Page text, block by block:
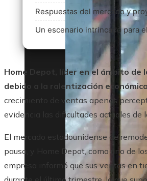
Respuestas del mercado y
Un escenario intrincado para
Home Depot, líder en el ámbito
debido a la ralentización
crecimiento de ventas apenas
evidencia las dificultades actuales de
El mercado estadounidense de
pausa, y Home Depot, como uno de
empresa informó que sus ventas en